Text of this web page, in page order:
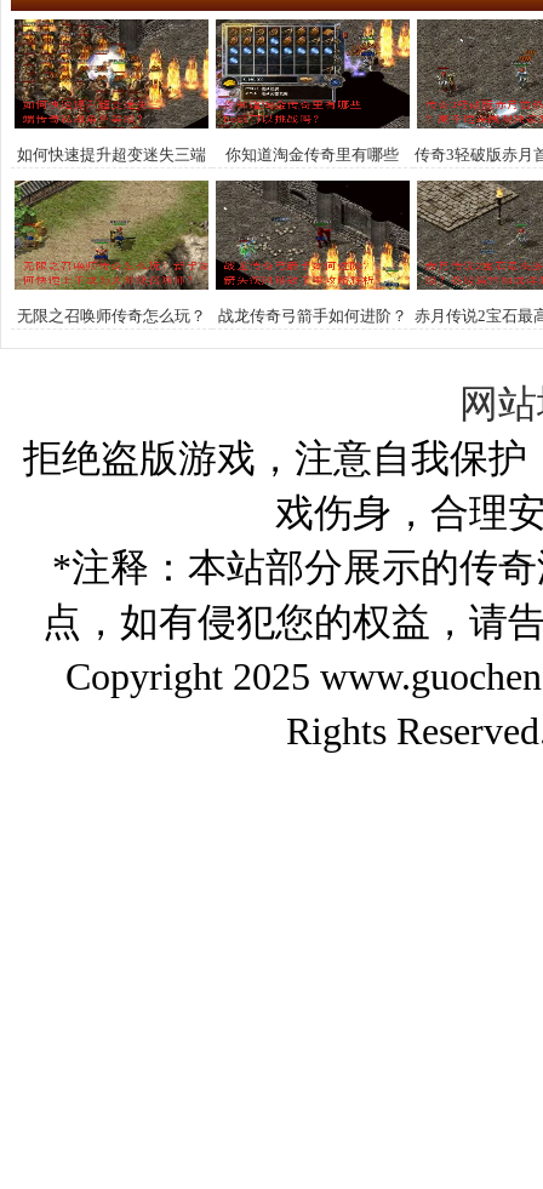
如何快速提升超变迷失三端
传奇私服角色等级？
你知道淘金传奇里有哪些
boss可以挑战吗？
传奇3轻破版赤月
高手速来围观
无限之召唤师传奇怎么玩？
新手如何快速上手成为大师
战龙传奇弓箭手如何进阶？
箭矢疾风破敌千里攻略解析
赤月传说2宝石最
各级属性加
网
拒绝盗版游戏，注意自我保
戏伤身，合理
*注释：本站部分展示的传
点，如有侵犯您的权益，请
Copyright 2025
Rights